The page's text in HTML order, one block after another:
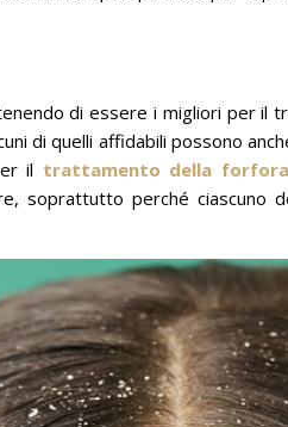
di essere i migliori per il
di quelli affidabili possono
il trattamento della forfora
soprattutto perché